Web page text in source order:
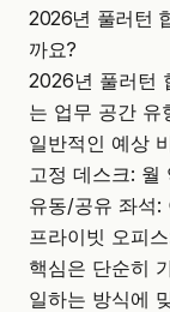
2026년 풀러턴
까요?
2026년 풀러턴
는 업무 공간 유
일반적인 예상
고정 데스크: 월
유동/공유 좌석:
프라이빗 오피스
핵심은 단순히
일하는 방식에